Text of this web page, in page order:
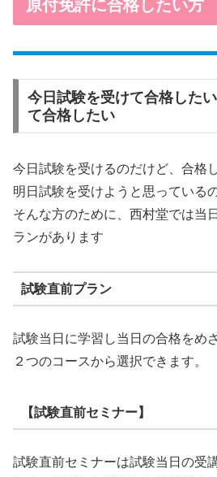
原付免許に合格したい方
今日試験を受けて合格した
て合格したい
今日試験を受けるのだけど、合格
明日試験を受けようと思っている
そんな方のために、西村堂では当
ランがあります
試験直前プラン
試験当日に学習し当日の合格をめ
２つのコースから選択できます。
【試験直前セミナー】
試験直前セミナーは試験当日の受